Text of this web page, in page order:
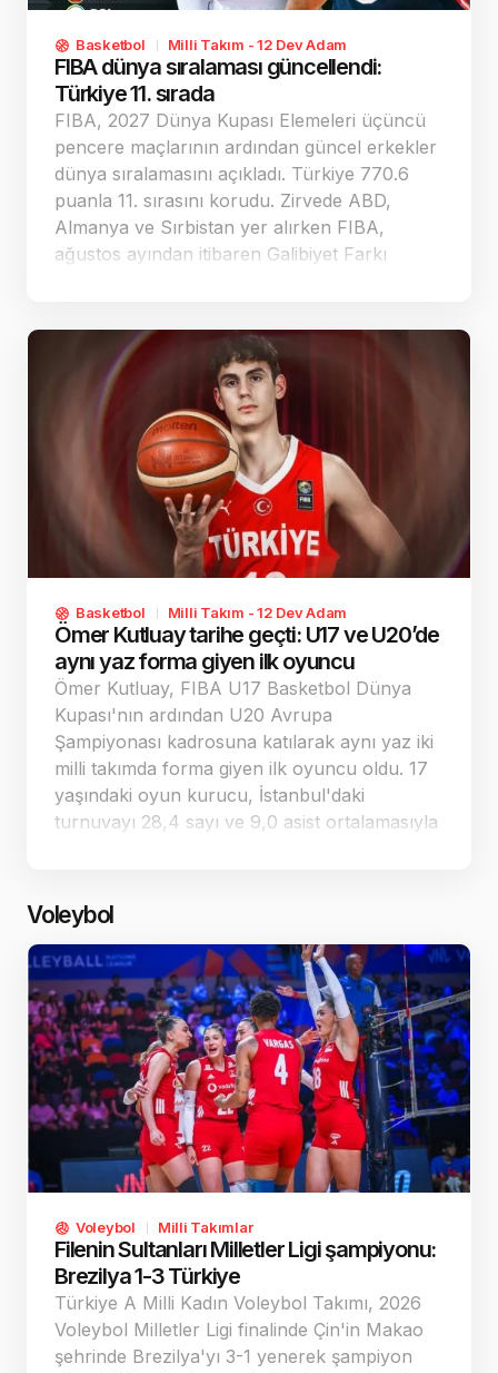
Basketbol Milli Takım - 12 Dev Adam
FIBA dünya sıralaması güncellendi:
Türkiye 11. sırada
FIBA, 2027 Dünya Kupası Elemeleri üçüncü
pencere maçlarının ardından güncel erkekler
dünya sıralamasını açıkladı. Türkiye 770.6
puanla 11. sırasını korudu. Zirvede ABD,
Almanya ve Sırbistan yer alırken FIBA,
ağustos ayından itibaren Galibiyet Farkı
Basketbol Milli Takım - 12 Dev Adam
Ömer Kutluay tarihe geçti: U17 ve U20’de
aynı yaz forma giyen ilk oyuncu
Ömer Kutluay, FIBA U17 Basketbol Dünya
Kupası'nın ardından U20 Avrupa
Şampiyonası kadrosuna katılarak aynı yaz iki
milli takımda forma giyen ilk oyuncu oldu. 17
yaşındaki oyun kurucu, İstanbul'daki
turnuvayı 28,4 sayı ve 9,0 asist ortalamasıyla
vermeye çalışıyor.
Voleybol
Voleybol Milli Takımlar
Filenin Sultanları Milletler Ligi şampiyonu:
Brezilya 1-3 Türkiye
Türkiye A Milli Kadın Voleybol Takımı, 2026
Voleybol Milletler Ligi finalinde Çin'in Makao
şehrinde Brezilya'yı 3-1 yenerek şampiyon